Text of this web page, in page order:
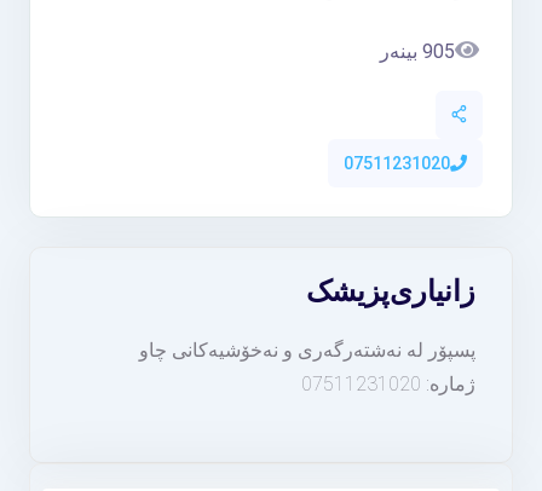
905 بینەر
07511231020
پزیشکزانیاری
پسپۆر لە نەشتەرگەری و نەخۆشیەکانی چاو
ژمارە: 07511231020